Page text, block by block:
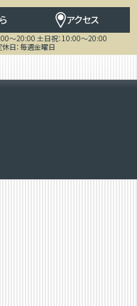
アクセス
～20:00 土日祝：10:00～20:00
休日：毎週金曜日